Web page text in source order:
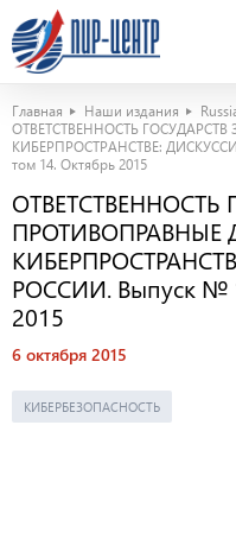
Главная Наши издания
ОТВЕТСТВЕННОСТЬ
КИБЕРПРОСТРАНСТВЕ:
том 14. Октябрь 2015
ОТВЕТСТВЕННОСТЬ
ПРОТИВОПРАВНЫЕ
РОССИИ. Выпуск №
2015
6 октября 2015
КИБЕРБЕЗОПАСНОСТЬ